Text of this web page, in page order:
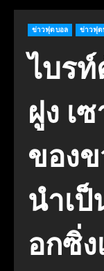
ข่าวฟุตบอล ข่าวฟุต
ไบร
ฝูง เ
ของ
นําเ
อกซิ่ง